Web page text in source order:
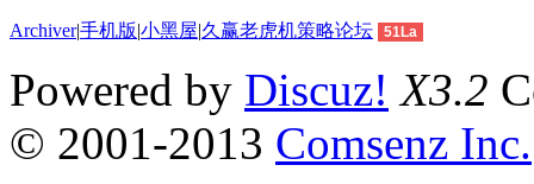
Archiver|手机版|小黑屋|久赢老虎机策略论坛 51La
Powered by Discuz! X3.2
© 2001-2013 Comsenz Inc.